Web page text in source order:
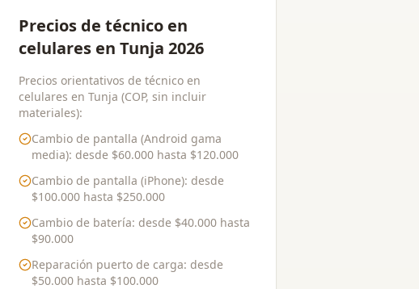
Precios de técnico en
celulares en Tunja 2026
Precios orientativos de técnico en
celulares en Tunja (COP, sin incluir
materiales):
Cambio de pantalla (Android gama
media): desde $60.000hasta $120.000
Cambio de pantalla (iPhone): desde
$100.000hasta $250.000
Cambio de batería: desde $40.000hasta
$90.000
Reparación puerto de carga: desde
$50.000hasta $100.000